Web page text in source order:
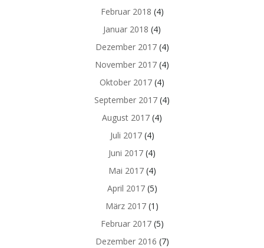
Februar 2018 (4)
Januar 2018 (4)
Dezember 2017(4)
November 2017 (4)
Oktober 2017 (4)
September 2017 (4)
August 2017 (4)
Juli 2017(4)
Juni 2017 (4)
Mai 2017(4)
April 2017(5)
März 2017 (1)
Februar 2017(5)
Dezember 2016 (7)